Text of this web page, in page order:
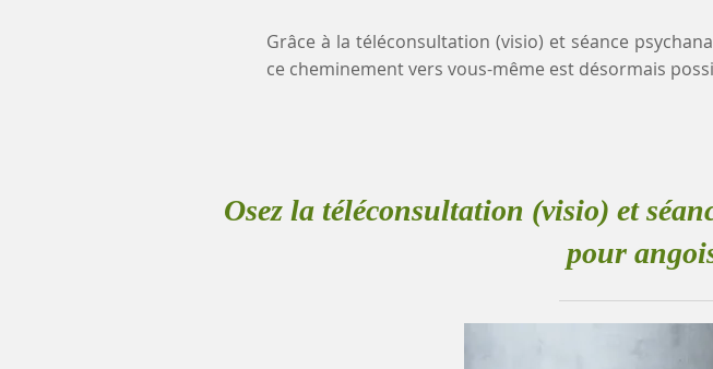
Grâce à la téléconsultation (visio) et séance
ce cheminement vers vous-même est désormais
Osez la téléconsultation (visio) et
pour